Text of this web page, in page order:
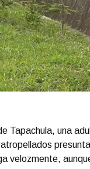
Tapachula, una
velozmente,